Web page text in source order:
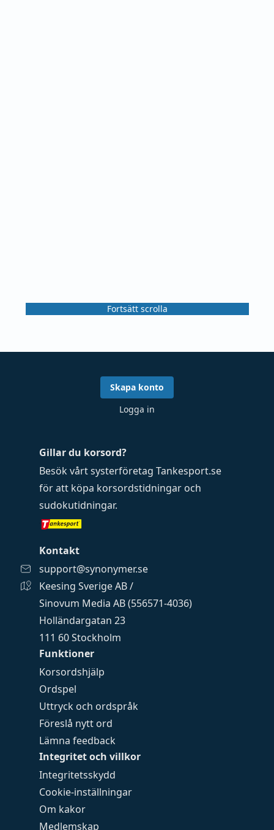
Fortsätt scrolla
Funktioner
Korsordshjälp
Ordspel
Uttryck och ordspråk
Föreslå nytt ord
Lämna feedback
Integritet och villkor
Integritetsskydd
Cookie-inställningar
Om kakor
Medlemskap
Gillar du korsord?
Besök vårt systerföretag Tankesport.se
för att köpa korsordstidningar och
sudokutidningar.
Kontakt
support@synonymer.se
Keesing Sverige AB /
Sinovum Media AB (556571-4036)
Holländargatan 23
111 60 Stockholm
Skapa konto
Logga in